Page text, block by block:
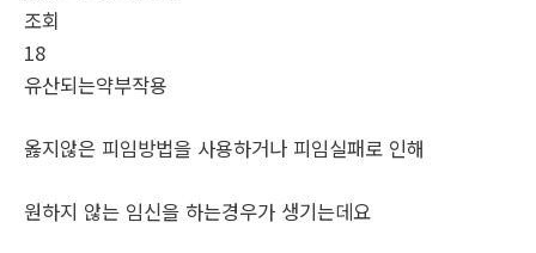
조회
18
유산되는약부작용
옳지않은 피임방법을 사용하거나 피임실패로 인해
원하지 않는 임신을 하는경우가 생기는데요